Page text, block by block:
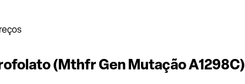
(Mthfr Gen Mutação A1298C)